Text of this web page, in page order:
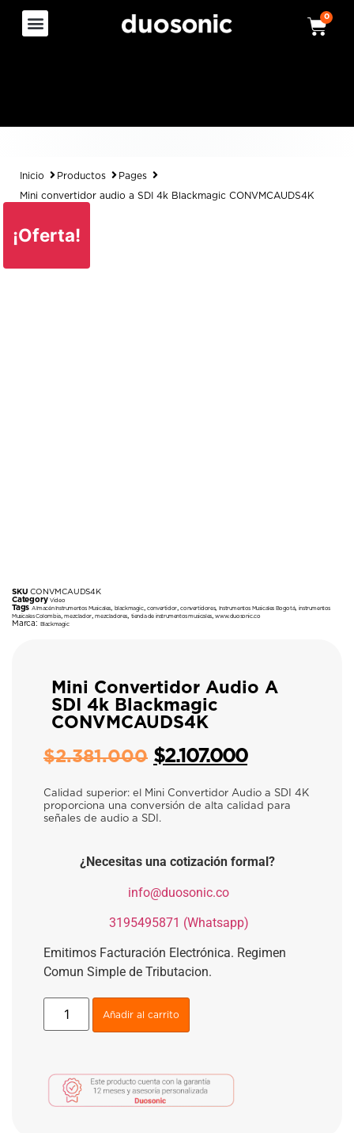
0
Inicio Productos Pages
Mini convertidor audio a SDI 4k Blackmagic CONVMCAUDS4K
¡Oferta!
SKUCONVMCAUDS4K
Category Video
Tags Almacén Instrumentos Musicales blackmagic,convertidor,convertidores, Instrumentos Musicales Bogotá, instrumentos
Musicales Colombia,mezclador,mezcladores tienda de instrumentos musicales,www.duosonic.co
Marca: Blackmagic
Mini Convertidor Audio A
SDI 4k Blackmagic
CONVMCAUDS4K
$2.381.000 $2.107.000
Calidad superior: el Mini Convertidor Audio a SDI 4K
proporciona una conversión de alta calidad para
señales de audio a SDI.
¿Necesitas una cotización formal?
info@duosonic.co
3195495871 (Whatsapp)
Emitimos Facturación Electrónica. Regimen
Comun Simple de Tributacion.
Añadir al carrito